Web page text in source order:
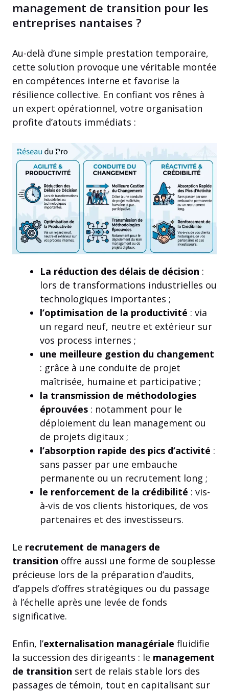
management de transition pour les
entreprises nantaises ?
Au-delà d’une simple prestation temporaire,
cette solution provoque une véritable montée
en compétences interne et favorise la
résilience collective. En confiant vos rênes à
un expert opérationnel, votre organisation
profite d’atouts immédiats :
La réduction des délais de décision :
lors de transformations industrielles ou
technologiques importantes ;
l’optimisation de la productivité : via
un regard neuf, neutre et extérieur sur
vos process internes ;
une meilleure gestion du changement
: grâce à une conduite de projet
maîtrisée, humaine et participative ;
la transmission de méthodologies
éprouvées : notamment pour le
déploiement du lean management ou
de projets digitaux ;
l’absorption rapide des pics d’activité :
sans passer par une embauche
permanente ou un recrutement long ;
le renforcement de la crédibilité : vis-
à-vis de vos clients historiques, de vos
partenaires et des investisseurs.
Le recrutement de managers de
transition offre aussi une forme de souplesse
précieuse lors de la préparation d’audits,
d’appels d’offres stratégiques ou du passage
à l’échelle après une levée de fonds
significative.
Enfin, l’externalisation managériale fluidifie
la succession des dirigeants : le management
de transition sert de relais stable lors des
passages de témoin, tout en capitalisant sur